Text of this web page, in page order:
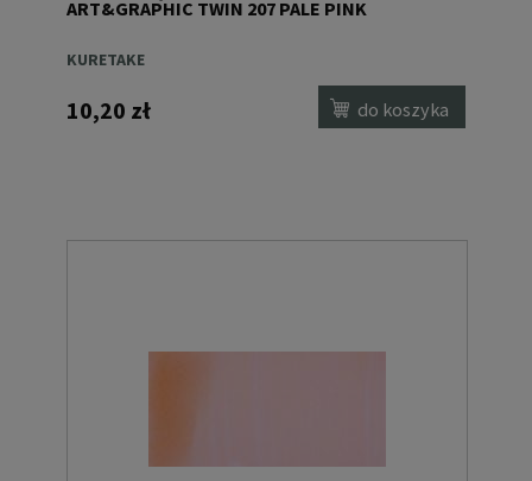
ART&GRAPHIC TWIN 207 PALE PINK
KURETAKE
10,20 zł do koszyka